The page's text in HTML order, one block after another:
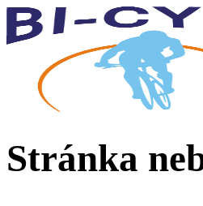
Stránka